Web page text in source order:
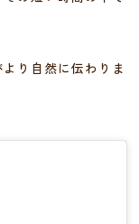
り自然に伝わりま